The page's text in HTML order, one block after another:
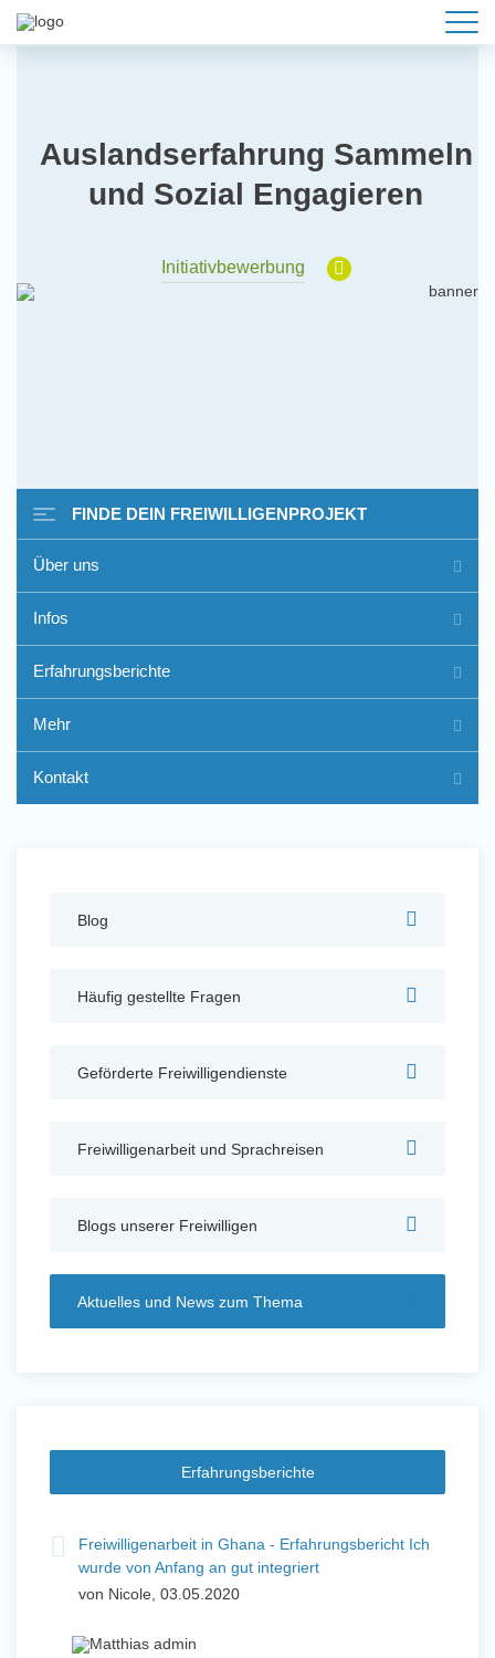
Auslandserfahrung Sammeln
und Sozial Engagieren
Initiativbewerbung
Freiwilligenarbeit im Ausland
- Erfahrungsberichte
und Sozial Engagieren
Initiativbewerbung
Auslandserfahrung Sammeln
Initiativbewerbung
FINDE DEIN FREIWILLIGENPROJEKT
Über uns
Infos
Erfahrungsberichte
Mehr
Kontakt
Blog
Häufig gestellte Fragen
Geförderte Freiwilligendienste
Freiwilligenarbeit und Sprachreisen
Blogs unserer Freiwilligen
Aktuelles und News zum Thema
Erfahrungsberichte
Freiwilligenarbeit in Ghana - Erfahrungsbericht Ich
wurde von Anfang an gut integriert
von Nicole, 03.05.2020